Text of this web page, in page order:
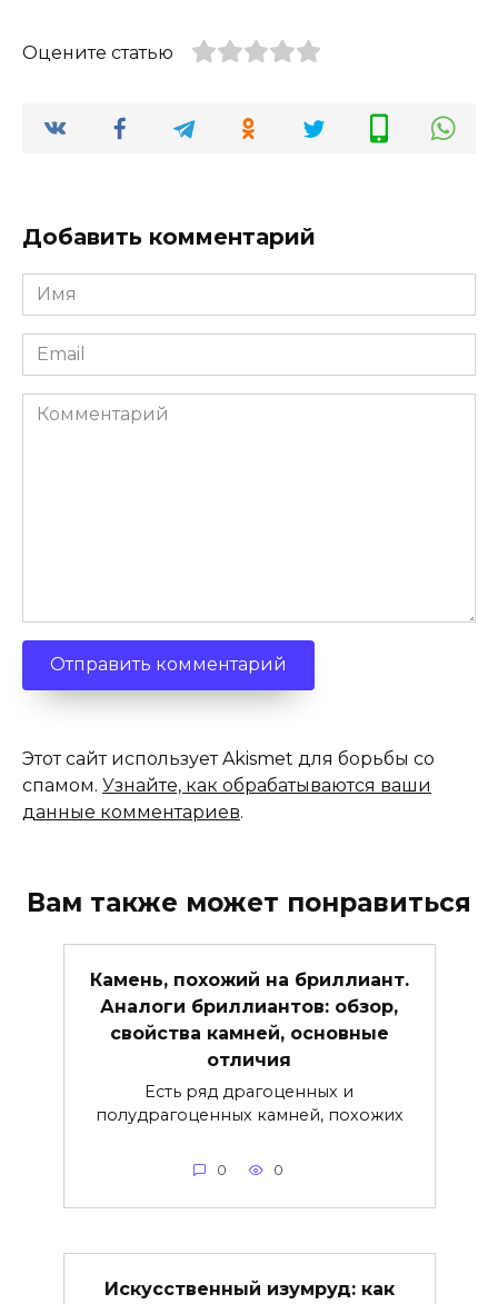
Оцените статью
Добавить комментарий
Имя
*
Email
*
Комментарий
Этот сайт использует Akismet для борьбы со
спамом. Узнайте, как обрабатываются ваши
данные комментариев.
Вам также может понравиться
Камень, похожий на бриллиант.
Аналоги бриллиантов: обзор,
свойства камней, основные
отличия
Есть ряд драгоценных и
полудрагоценных камней, похожих
0 0
Искусственный изумруд: как